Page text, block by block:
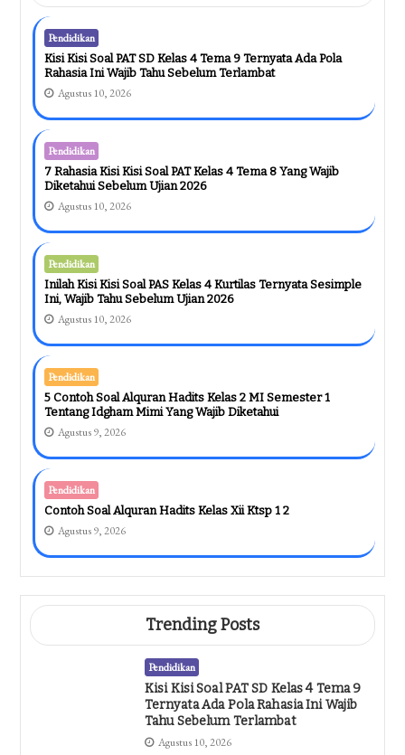
Pendidikan
Kisi Kisi Soal PAT SD Kelas 4 Tema 9 Ternyata Ada Pola
Rahasia Ini Wajib Tahu Sebelum Terlambat
Agustus 10, 2026
Pendidikan
7 Rahasia Kisi Kisi Soal PAT Kelas 4 Tema 8 Yang Wajib
Diketahui Sebelum Ujian 2026
Agustus 10, 2026
Pendidikan
Inilah Kisi Kisi Soal PAS Kelas 4 Kurtilas Ternyata Sesimple
Ini, Wajib Tahu Sebelum Ujian 2026
Agustus 10, 2026
Pendidikan
5 Contoh Soal Alquran Hadits Kelas 2 MI Semester 1
Tentang Idgham Mimi Yang Wajib Diketahui
Agustus 9, 2026
Pendidikan
Contoh Soal Alquran Hadits Kelas Xii Ktsp 1 2
Agustus 9, 2026
Trending Posts
Pendidikan
Kisi Kisi Soal PAT SD Kelas 4 Tema 9
Ternyata Ada Pola Rahasia Ini Wajib
Tahu Sebelum Terlambat
Agustus 10, 2026